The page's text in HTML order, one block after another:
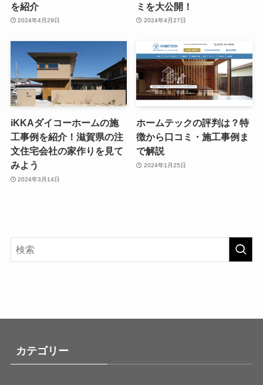
を紹介
2024年4月29日
ミを大公開！
2024年4月27日
iKKAダイコーホームの施
工事例を紹介！滋賀県の注
文住宅会社の家作りを見て
みよう
2024年3月14日
ホームテックの評判は？特
徴から口コミ・施工事例ま
で解説
2024年1月25日
カテゴリー